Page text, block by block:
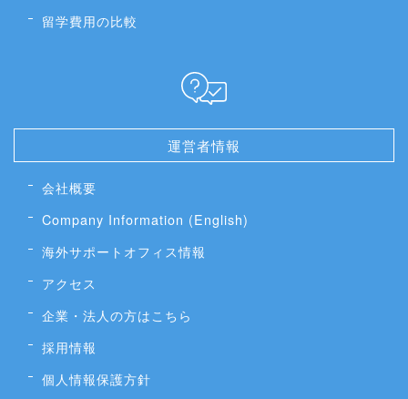
留学費用の比較
運営者情報
会社概要
Company Information (English)
海外サポートオフィス情報
アクセス
企業・法人の方はこちら
採用情報
個人情報保護方針